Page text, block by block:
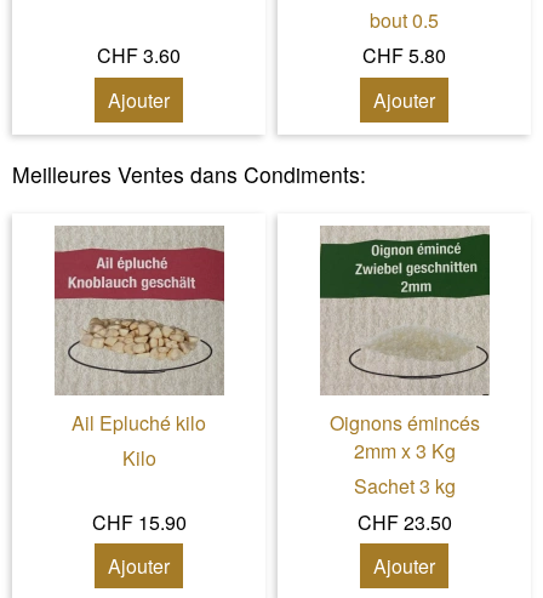
CHF 3.60
Ajouter
bout 0.5
CHF 5.80
Ajouter
Meilleures Ventes dans Condiments:
Ail Epluché kilo
Kilo
CHF 15.90
Ajouter
Oignons émincés
2mm x 3 Kg
Sachet 3 kg
CHF 23.50
Ajouter